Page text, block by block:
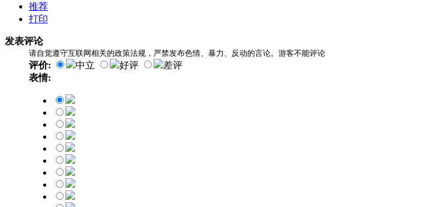
推荐
打印
发表评论
请自觉遵守互联网相关的政策法规，严禁发布色情、暴力、反动的言论。游客不能评论
评价: 中立 好评
差评
表情: